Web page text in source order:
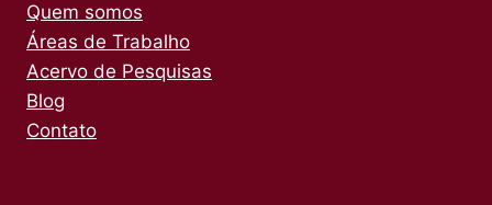
Quem somos
Áreas de Trabalho
Acervo de Pesquisas
Blog
Contato